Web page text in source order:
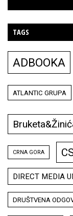
TAGS
ADBOOKA
ATLANTIC GRUPA
CRNA GORA
DIRECT MEDIA
DRUŠTVENA